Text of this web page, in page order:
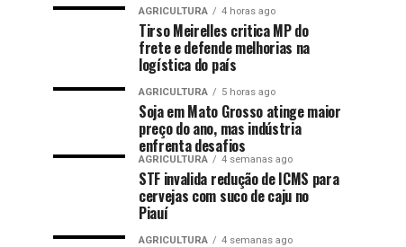
AGRICULTURA 4 horas ago
Tirso Meirelles critica MP do
frete e defende melhorias na
logística do país
AGRICULTURA 5 horas ago
Soja em Mato Grosso atinge maior
preço do ano, mas indústria
enfrenta desafios
AGRICULTURA 4 semanas ago
STF invalida redução de ICMS para
cervejas com suco de caju no
Piauí
AGRICULTURA 4 semanas ago